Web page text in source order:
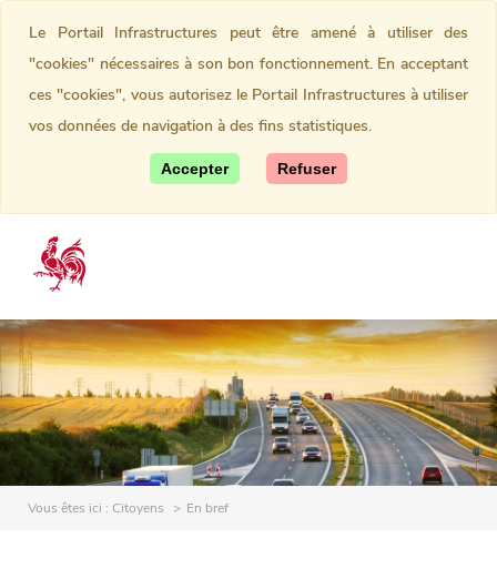
Vous êtes ici : Citoyens En bref
Le Portail Infrastructures peut être amené à utiliser des
"cookies" nécessaires à son bon fonctionnement. En acceptant
ces "cookies", vous autorisez le Portail Infrastructures à utiliser
vos données de navigation à des fins statistiques.
Accepter Refuser